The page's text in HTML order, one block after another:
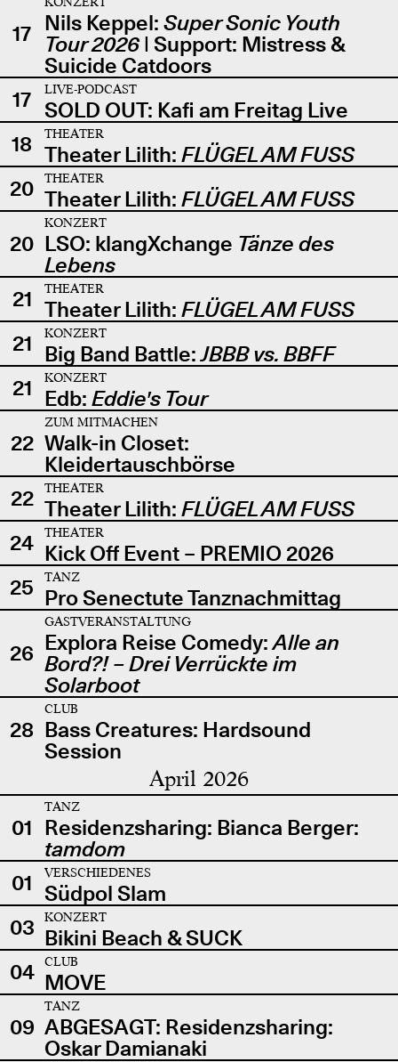
17 Nils Keppel: Super Sonic Youth
Tour 2026| Support: Mistress &
Suicide Catdoors
17
LIVE-PODCAST
SOLD OUT: Kafi am Freitag Live
18
THEATER
Theater Lilith: FLÜGEL AM FUSS
20
THEATER
Theater Lilith: FLÜGEL AM FUSS
20
KONZERT
LSO: klangXchange Tänze des
Lebens
21
THEATER
Theater Lilith: FLÜGEL AM FUSS
21
KONZERT
Big Band Battle:JBBB vs. BBFF
21
KONZERT
Edb: Eddie's Tour
22
ZUM MITMACHEN
Walk-in Closet:
Kleidertauschbörse
22
THEATER
Theater Lilith: FLÜGEL AM FUSS
24
THEATER
Kick Off Event – PREMIO 2026
25
TANZ
Pro Senectute Tanznachmittag
26
GASTVERANSTALTUNG
Explora Reise Comedy:Alle an
Bord?! – Drei Verrückte im
Solarboot
28
CLUB
Bass Creatures: Hardsound
Session
April 2026
01
TANZ
Residenzsharing: Bianca Berger:
tamdom
01
VERSCHIEDENES
Südpol Slam
03
KONZERT
Bikini Beach & SUCK
04
CLUB
MOVE
09
TANZ
ABGESAGT: Residenzsharing:
Oskar Damianaki